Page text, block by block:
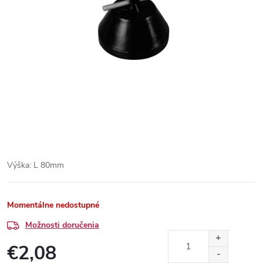
Výška: L 80mm
Momentálne nedostupné
Možnosti doručenia
€2,08